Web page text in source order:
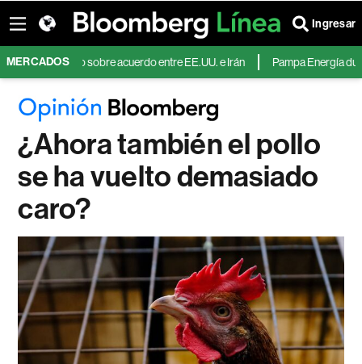
Ingresar
MERCADOSsobre acuerdo entre EE.UU. e Irán Pampa Energía duplica
¿Ahora también el pollo
se ha vuelto demasiado
caro?